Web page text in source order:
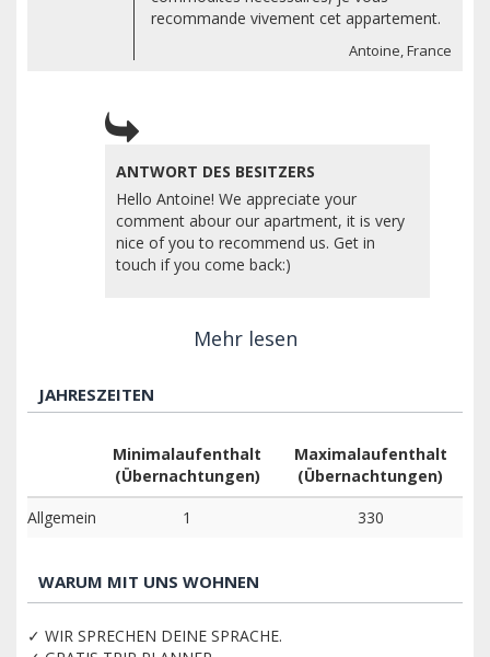
recommande vivement cet appartement.
Antoine, France
ANTWORT DES BESITZERS
Hello Antoine! We appreciate your
comment abour our apartment, it is very
nice of you to recommend us. Get in
touch if you come back:)
Mehr lesen
JAHRESZEITEN
Minimalaufenthalt
(Übernachtungen)
Maximalaufenthalt
(Übernachtungen)
Allgemein
1 330
WARUM MIT UNS WOHNEN
✓ WIR SPRECHEN DEINE SPRACHE.